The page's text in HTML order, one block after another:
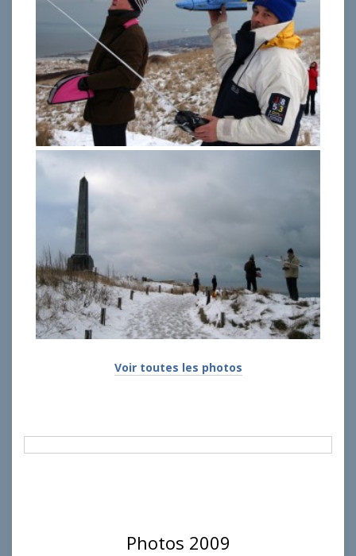
Voir toutes les photos
Photos 2009